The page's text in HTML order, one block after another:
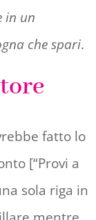
in un
che spari.
fatto lo
[“Provi a
sola riga in